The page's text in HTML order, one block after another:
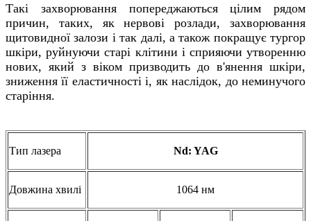
Такі захворювання попереджаються цілим рядом
причин, таких, як нервові розлади, захворювання
щитовидної залози і так далі, а також покращує тургор
шкіри, руйнуючи старі клітини і сприяючи утворенню
нових, який з віком призводить до в'янення шкіри,
зниження її еластичності і, як наслідок, до неминучого
старіння.
Тип лазера Nd: YAG
Довжина хвилі 1064 нм